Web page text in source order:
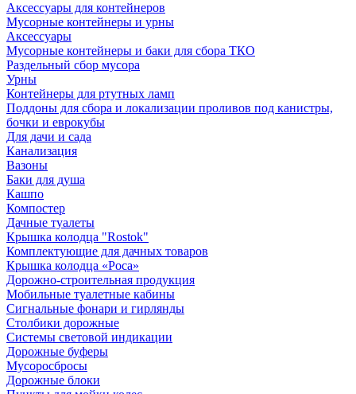
Аксессуары для контейнеров
Мусорные контейнеры и урны
Аксессуары
Мусорные контейнеры и баки для сбора ТКО
Раздельный сбор мусора
Урны
Контейнеры для ртутных ламп
Поддоны для сбора и локализации проливов под канистры,
бочки и еврокубы
Для дачи и сада
Канализация
Вазоны
Баки для душа
Кашпо
Компостер
Дачные туалеты
Крышка колодца "Rostok"
Комплектующие для дачных товаров
Крышка колодца «Роса»
Дорожно-строительная продукция
Мобильные туалетные кабины
Сигнальные фонари и гирлянды
Столбики дорожные
Системы световой индикации
Дорожные буферы
Мусоросбросы
Дорожные блоки